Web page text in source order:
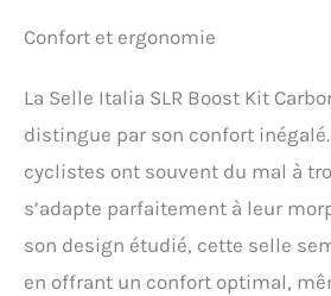
Confort et ergonomie
La Selle Italia SLR Boost Kit
distingue par son confort
cyclistes ont souvent du mal à
s’adapte parfaitement à leur
son design étudié, cette selle
en offrant un confort optimal,